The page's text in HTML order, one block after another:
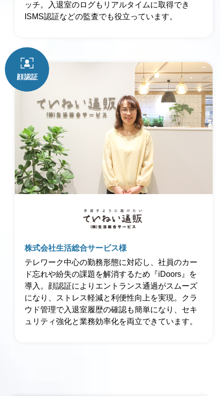
ッチ。入退室のログもリアルタイムに取得でき
ISMS認証などの監査でも役立っています。
株式会社生活総合サービス様
テレワーク中心の勤務形態に対応し、社員のカー
ド忘れや紛失の課題を解消するため『iDoors』を
導入。顔認証によりエントランス通過がスムーズ
になり、ストレス軽減と利便性向上を実現。クラ
ウド管理で入退室履歴の確認も簡単になり、セキ
ュリティ強化と業務効率化を両立できています。